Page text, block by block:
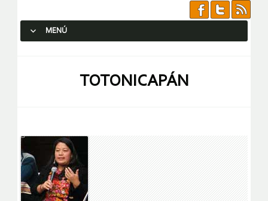
MENÚ
TOTONICAPÁN